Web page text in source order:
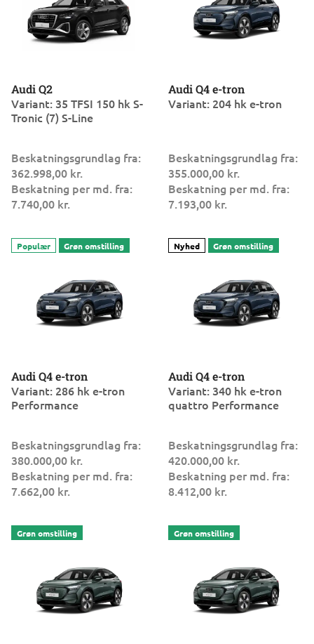
Audi Q2
Variant: 35 TFSI 150 hk S-
Tronic (7) S-Line
Beskatningsgrundlag fra:
362.998,00 kr.
Beskatning per md. fra:
7.740,00 kr.
Audi Q4 e-tron
Variant: 204 hk e-tron
Beskatningsgrundlag fra:
355.000,00 kr.
Beskatning per md. fra:
7.193,00 kr.
Audi Q4 e-tron
Variant: 286 hk e-tron
Performance
Beskatningsgrundlag fra:
380.000,00 kr.
Beskatning per md. fra:
7.662,00 kr.
Audi Q4 e-tron
Variant: 340 hk e-tron
quattro Performance
Beskatningsgrundlag fra:
420.000,00 kr.
Beskatning per md. fra:
8.412,00 kr.